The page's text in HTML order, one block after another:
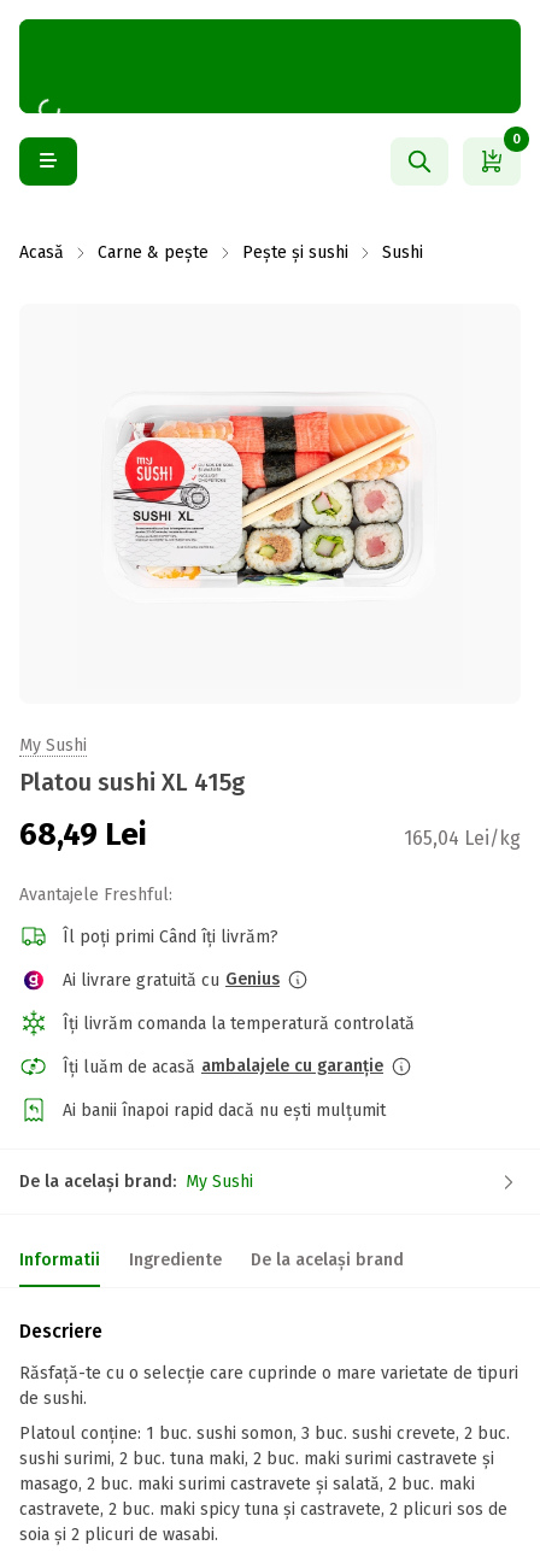
0
Acasă Carne & pește Pește și sushi Sushi
My Sushi
Platou sushi XL 415g
68,49 Lei 165,04 Lei/kg
Avantajele Freshful:
Îl poți primi Când îți livrăm?
Ai livrare gratuită cu Genius
Îți livrăm comanda la temperatură controlată
Îți luăm de acasă ambalajele cu garanție
Ai banii înapoi rapid dacă nu ești mulțumit
De la același brand: My Sushi
Informatii Ingrediente De la același brand
Descriere
Răsfaţă-te cu o selecţie care cuprinde o mare varietate de tipuri
de sushi.
Platoul conține: 1 buc. sushi somon, 3 buc. sushi crevete, 2 buc.
sushi surimi, 2 buc. tuna maki, 2 buc. maki surimi castravete și
masago, 2 buc. maki surimi castravete și salată, 2 buc. maki
castravete, 2 buc. maki spicy tuna și castravete, 2 plicuri sos de
soia și 2 plicuri de wasabi.